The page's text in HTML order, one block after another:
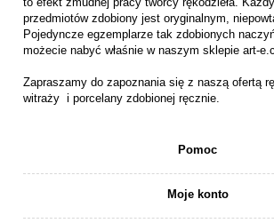
przedmiotów zdobiony jest oryginalnym,
Pojedyncze egzemplarze tak zdobionych
możecie nabyć właśnie w naszym sklepie art-
Zapraszamy do zapoznania się z naszą ofertą
witraży i porcelany zdobionej ręcznie.
Pomoc
Moje konto